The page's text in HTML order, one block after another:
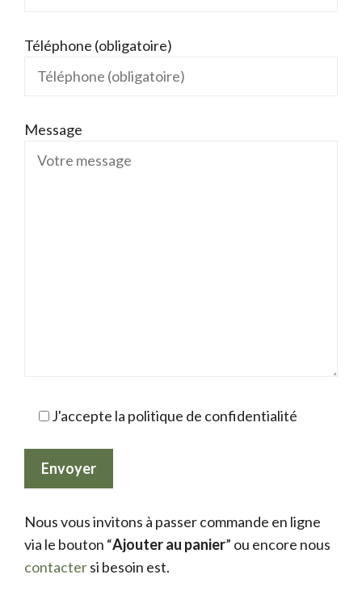
Téléphone (obligatoire)
Message
J'accepte la politique de confidentialité
Nous vous invitons à passer commande en ligne
via le bouton “Ajouter au panier” ou encore nous
contactersi besoin est.